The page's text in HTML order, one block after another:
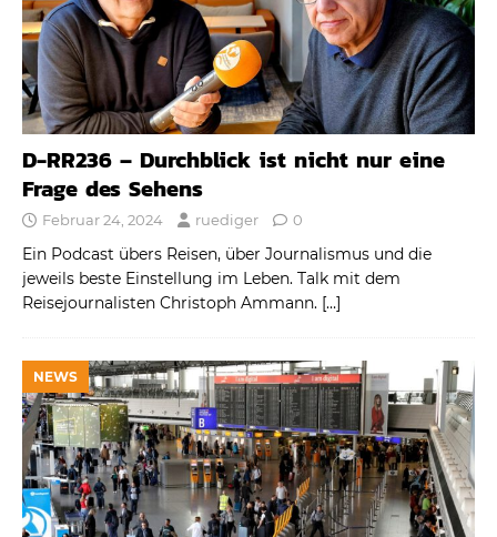
D-RR236 – Durchblick ist nicht nur eine
Frage des Sehens
Februar 24, 2024 ruediger 0
Ein Podcast übers Reisen, über Journalismus und die
jeweils beste Einstellung im Leben. Talk mit dem
Reisejournalisten Christoph Ammann. […]
NEWS